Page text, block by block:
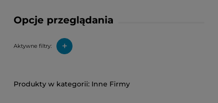
Opcje przeglądania
Aktywne filtry: +
Inne Firmy